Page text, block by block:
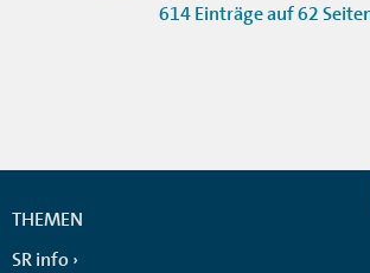
614 Einträge auf 62
THEMEN
SR info